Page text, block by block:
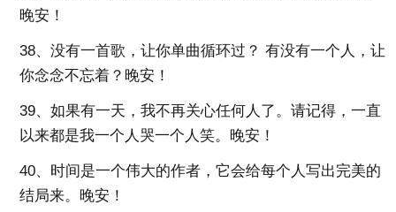
晚安！
38、没有一首歌，让你单曲循环过？ 有没有一个人，让
你念念不忘着？晚安！
39、如果有一天，我不再关心任何人了。请记得，一直
以来都是我一个人哭一个人笑。晚安！
40、时间是一个伟大的作者，它会给每个人写出完美的
结局来。晚安！